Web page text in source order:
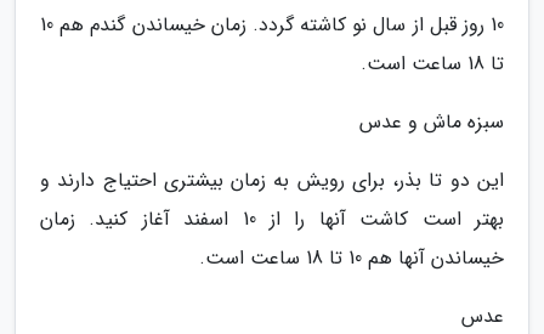
10 روز قبل از سال نو کاشته گردد. زمان خیساندن گندم هم 10
تا 18 ساعت است.
سبزه ماش و عدس
این دو تا بذر، برای رویش به زمان بیشتری احتیاج دارند و
بهتر است کاشت آنها را از 10 اسفند آغاز کنید. زمان
خیساندن آنها هم 10 تا 18 ساعت است.
عدس